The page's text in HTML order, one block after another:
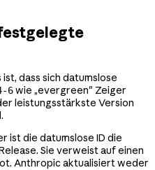
dass sich datumslose
6wie „evergreen" Zeiger
leistungsstärkste Version
ist die datumslose ID die
Sie verweist auf einen
Anthropic aktualisiert weder